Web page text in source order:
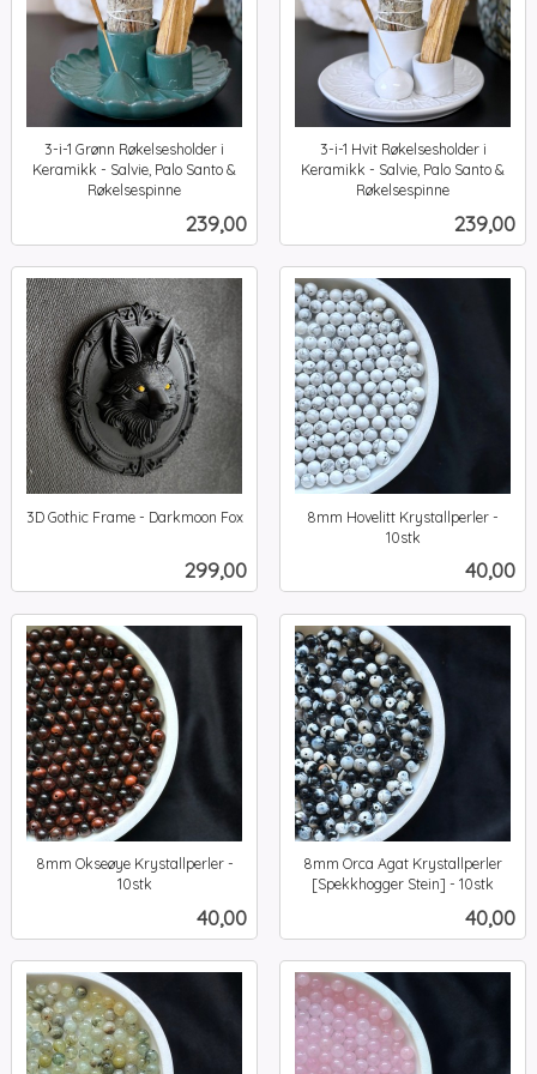
3-i-1 Grønn Røkelsesholder i
Keramikk - Salvie, Palo Santo &
Røkelsespinne
Pris
239,00
3-i-1 Hvit Røkelsesholder i
Keramikk - Salvie, Palo Santo &
Røkelsespinne
Pris
239,00
3D Gothic Frame - Darkmoon Fox
Pris
299,00
8mm Hovelitt Krystallperler -
10stk
Pris
40,00
8mm Okseøye Krystallperler -
10stk
Pris
40,00
8mm Orca Agat Krystallperler
[Spekkhogger Stein] - 10stk
Pris
40,00